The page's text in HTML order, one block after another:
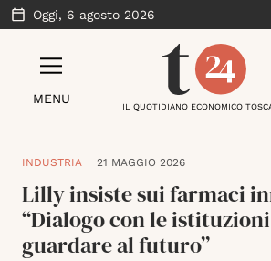
Oggi, 6 agosto 2026
MENU
IL QUOTIDIANO ECONOMICO
INDUSTRIA 21 MAGGIO 2026
Lilly insiste sui farmaci
“Dialogo con le
guardare al futuro”